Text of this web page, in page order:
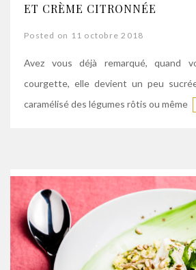
ET CRÈME CITRONNÉE
Posted on 11 octobre 2018
Avez vous déjà remarqué, quand
courgette, elle devient un peu
caramélisé des légumes rôtis ou même